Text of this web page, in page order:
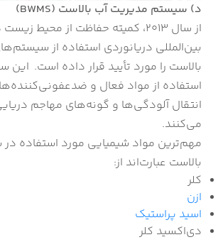
د) سیستم مدیریت آب بالاست (BWMS)
از سال ۲۰۱۳، کمیته حفاظت از محیط
بین‌المللی دریانوردی استفاده از
بالاست را مورد تأیید قرار داده است. این
استفاده از مواد فعال و
انتقال آلودگی‌ها و گونه‌های مهاجم
می‌کنند.
مهم‌ترین مواد شیمیایی مورد استفاده
بالاست عبارت‌اند از:
کلر
ازن
اسید پراستیک
دی‌اکسید کلر